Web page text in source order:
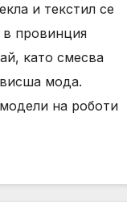
и текстил се
в провинция
като смесва
мода.
на роботи